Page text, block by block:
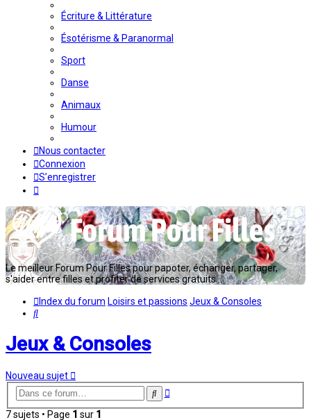
Écriture & Littérature
Ésotérisme & Paranormal
Sport
Danse
Animaux
Humour
Nous contacter
Connexion
S’enregistrer
Le meilleur Forum Pour Filles pour papoter, échanger, partager,
s'aider entre filles et profiter de services gratuits...
Index du forum Loisirs et passions Jeux & Consoles
Rechercher
Jeux & Consoles
Nouveau sujet
Rechercher
Recherche
7 sujets • Page 1 sur 1